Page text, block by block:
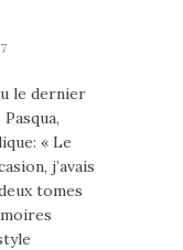
le dernier
« Le
j’avais
tomes